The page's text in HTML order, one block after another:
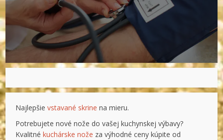
Najlepšievstavané skrine na mieru.
Potrebujete nové nože do vašej kuchynskej výbavy?
Kvalitnékuchárske nože za výhodné ceny kúpite od